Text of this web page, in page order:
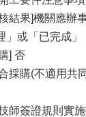
結果]機關應辦
或「已完成」
] 否
採購(不適用共
師簽證規則實